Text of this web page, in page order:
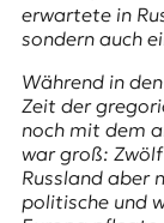
r
|
D
E
K
erwartete in
sondern auch
Während in
Zeit der
noch mit dem
war groß:
Russland aber
politische und